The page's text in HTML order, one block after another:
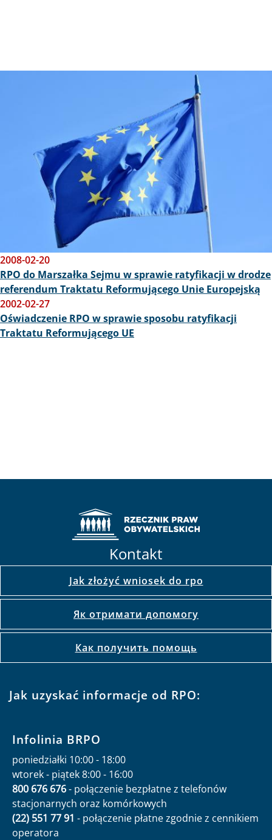
2008-02-20
RPO do Marszałka Sejmu w sprawie ratyfikacji w drodze
referendum Traktatu Reformującego Unie Europejską
2002-02-27
Oświadczenie RPO w sprawie sposobu ratyfikacji
Traktatu Reformującego UE
Kontakt
Jak złożyć wniosek do rpo
Як отримати допомогу
Как получить помощь
Jak uzyskać informacje od RPO:
Infolinia BRPO
poniedziałki 10:00 - 18:00
wtorek - piątek 8:00 - 16:00
800 676 676- połączenie bezpłatne z telefonów
stacjonarnych oraz komórkowych
(22) 551 77 91 - połączenie płatne zgodnie z cennikiem
operatora